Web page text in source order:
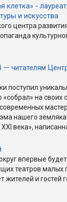
клетка» -
и искусства
центра
— читателям
поступил
на своих
нашего
века»,
впервые
театров малых
и гостей